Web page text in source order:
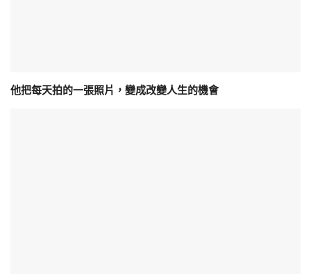
他把每天拍的一張照片，變成改變人生的機會